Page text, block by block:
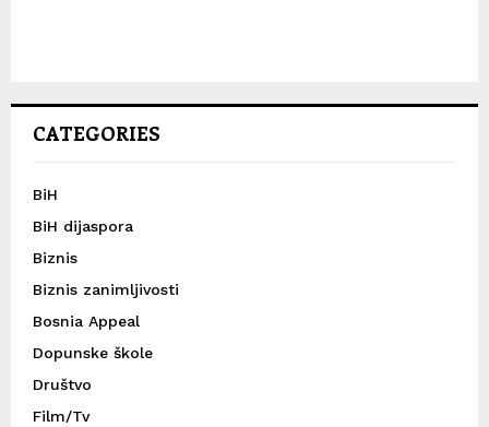
CATEGORIES
BiH
BiH dijaspora
Biznis
Biznis zanimljivosti
Bosnia Appeal
Dopunske škole
Društvo
Film/Tv